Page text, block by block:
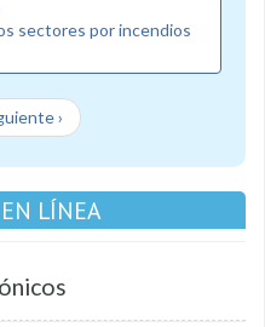
sectores por incendios
›
LÍNEA